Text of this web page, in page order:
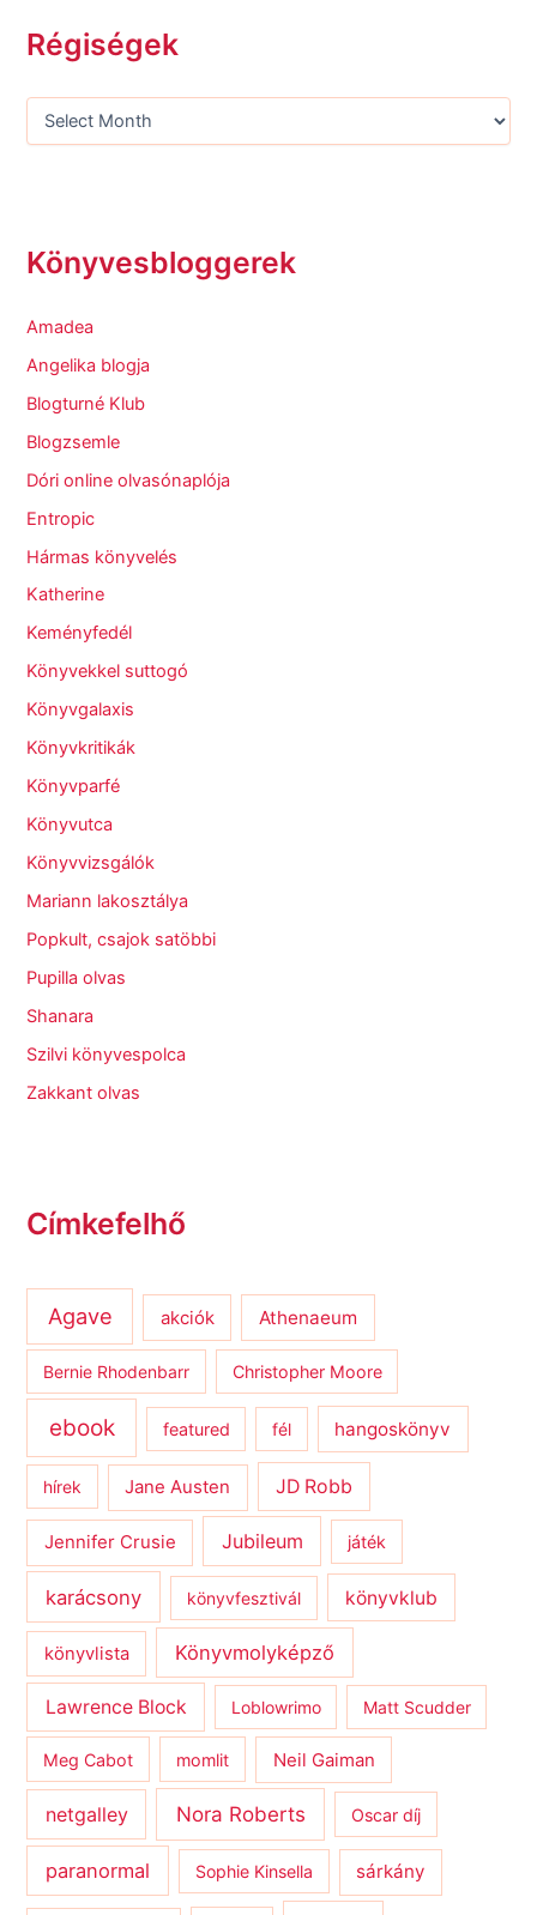
Régiségek
Könyvesbloggerek
Amadea
Angelika blogja
Blogturné Klub
Blogzsemle
Dóri online olvasónaplója
Entropic
Hármas könyvelés
Katherine
Keményfedél
Könyvekkel suttogó
Könyvgalaxis
Könyvkritikák
Könyvparfé
Könyvutca
Könyvvizsgálók
Mariann lakosztálya
Popkult, csajok satöbbi
Pupilla olvas
Shanara
Szilvi könyvespolca
Zakkant olvas
Címkefelhő
Agave akciók Athenaeum
Bernie Rhodenbarr Christopher Moore
ebook featured fél hangoskönyv
hírek Jane Austen JD Robb
Jennifer Crusie Jubileum játék
karácsony könyvfesztivál könyvklub
könyvlista Könyvmolyképző
Lawrence Block Loblowrimo Matt Scudder
Meg Cabot momlit Neil Gaiman
netgalley Nora Roberts Oscar díj
paranormal Sophie Kinsella sárkány